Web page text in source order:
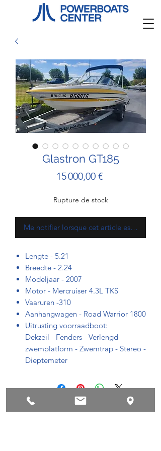
Glastron GT185
15 000,00 €Prix
Rupture de stock
Me notifier lorsque cet article est
Lengte - 5.21
Breedte - 2.24
Modeljaar - 2007
Motor - Mercruiser 4.3L TKS
Vaaruren -310
Aanhangwagen - Road Warrior 1800
Uitrusting voorraadboot:
Dekzeil - Fenders - Verlengd
zwemplatform - Zwemtrap - Stereo -
Dieptemeter
conditions de privacy